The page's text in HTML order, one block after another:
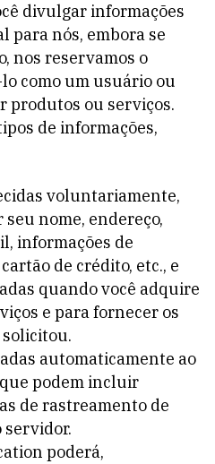
divulgar informações
para nós, embora se
nos reservamos o
como um usuário ou
produtos ou serviços.
de informações,
voluntariamente,
nome, endereço,
informações de
de crédito, etc., e
quando você adquire
e para fornecer os
solicitou.
automaticamente ao
podem incluir
de rastreamento de
servidor.
poderá,